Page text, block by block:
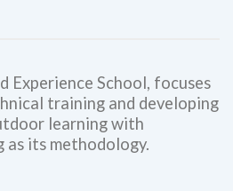
Experience School, focuses
training and developing
learning with
as its methodology.